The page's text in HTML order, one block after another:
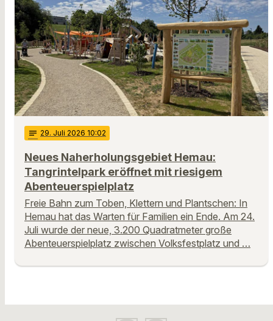
notes 29. Juli 2026 10:02
Neues Naherholungsgebiet Hemau:
Tangrintelpark eröffnet mit riesigem
Abenteuerspielplatz
Freie Bahn zum Toben, Klettern und Plantschen: In
Hemau hat das Warten für Familien ein Ende. Am 24.
Juli wurde der neue, 3.200 Quadratmeter große
Abenteuerspielplatz zwischen Volksfestplatz und …